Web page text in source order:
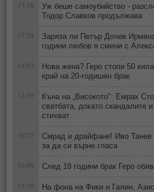
13:18
Уж беше самоубийство -
Тодор Славков продължава
17:24
Заряза ли Петър Дочев
години любов я смени с
14:03
Нова жена? Геро стопи 50
край на 20-годишен брак
12:59
Къна на „Високото": Емрах
сватбата, докато скандалите
стихват
10:23
Смрад и драйфане! Иво Танев
за да си върне гласа
16:00 След 18 години брак Геро
11:58 На фона на Фики и Галин,